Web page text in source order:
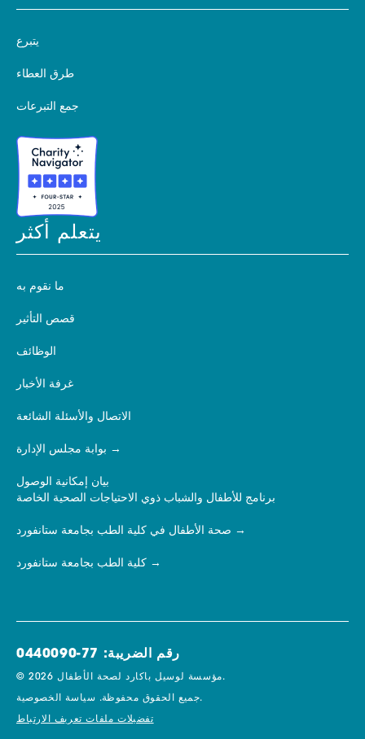
يتبرع
طرق العطاء
جمع التبرعات
يتعلم أكثر
ما نقوم به
قصص التأثير
الوظائف
غرفة الأخبار
الاتصال والأسئلة الشائعة
بوابة مجلس الإدارة
بيان إمكانية الوصول
برنامج للأطفال والشباب ذوي الاحتياجات الصحية الخاصة
صحة الأطفال في كلية الطب بجامعة ستانفورد
كلية الطب بجامعة ستانفورد
رقم الضريبة: 77-0440090
© 2026 مؤسسة لوسيل باكارد لصحة الأطفال.
جميع الحقوق محفوظة.سياسة الخصوصية.
تفضيلات ملفات تعريف الارتباط